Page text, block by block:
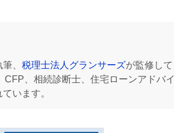
、 税理士法人グランサーズが監修して
、相続診断士、住宅ローンアドバイ
います。